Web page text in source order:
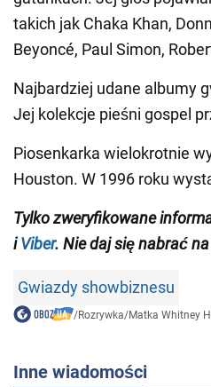
takich jak Chaka Khan,
Beyoncé, Paul Simon,
Najbardziej udane albumy
Jej kolekcje pieśni gospel
Piosenkarka wielokrotnie
Houston. W 1996 roku
Tylkozweryfikowane
iViber. Nie daj się nabrać
Gwiazdy showbiznesu
/Rozrywka/Matka Whitney
Inne wiadomości